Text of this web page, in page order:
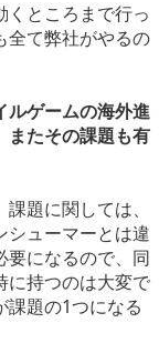
くところまで行っ
全て弊社がやるの
ゲームの海外進
またその課題も有
題に関しては、
シューマーとは違
要になるので、同
に持つのは大変で
課題の1つになる